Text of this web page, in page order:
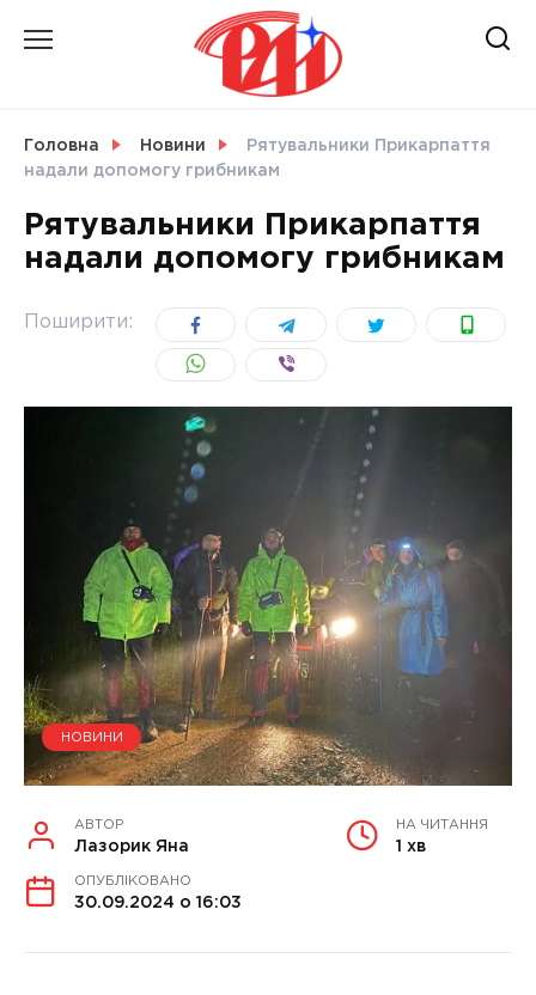
УКРАЇНА
Головна Новини
Рятувальники Прикарпаття
надали допомогу грибникам
Рятувальники Прикарпаття
надали допомогу грибникам
Поширити:
НОВИНИ
АВТОР
Лазорик Яна
НА ЧИТАННЯ
1 хв
ОПУБЛІКОВАНО
30.09.2024 о 16:03